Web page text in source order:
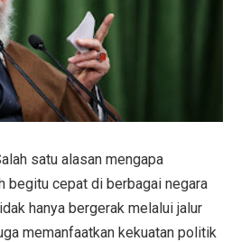
satu alasan mengapa
begitu cepat di berbagai negara
hanya bergerak melalui jalur
memanfaatkan kekuatan politik